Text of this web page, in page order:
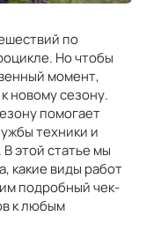
по
Но чтобы
момент,
новому сезону.
помогает
техники и
этой статье мы
какие виды работ
подробный чек-
к любым